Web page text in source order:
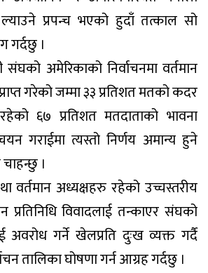
प्रपन्च भएको हुदाँ तत्काल सो
गर्दछु ।
अमेरिकाको निर्वाचनमा वर्तमान
गरेको जम्मा ३३ प्रतिशत मतको कदर
६७ प्रतिशत मतदाताको भावना
गराईमा त्यस्तो निर्णय अमान्य हुने
।
वर्तमान अध्यक्षहरु रहेको उच्चस्तरीय
प्रतिनिधि विवादलाई तन्काएर संघको
अवरोध गर्ने खेलप्रति दुःख व्यक्त गर्दै
तालिका घोषणा गर्न आग्रह गर्दछु ।